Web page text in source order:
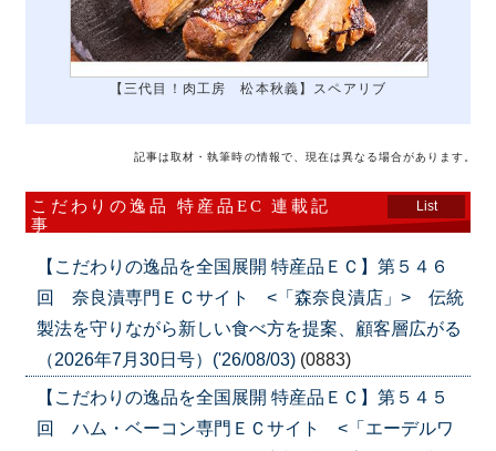
【三代目！肉工房 松本秋義】スペアリブ
記事は取材・執筆時の情報で、現在は異なる場合があります。
こだわりの逸品 特産品EC 連載記
事
List
【こだわりの逸品を全国展開 特産品ＥＣ】第５４６
回 奈良漬専門ＥＣサイト <「森奈良漬店」> 伝統
製法を守りながら新しい食べ方を提案、顧客層広がる
（2026年7月30日号）('26/08/03) (0883)
【こだわりの逸品を全国展開 特産品ＥＣ】第５４５
回 ハム・ベーコン専門ＥＣサイト <「エーデルワ